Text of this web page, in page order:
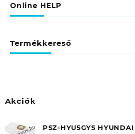
Online HELP
Termékkereső
Akciók
PSZ-HYU5GYS